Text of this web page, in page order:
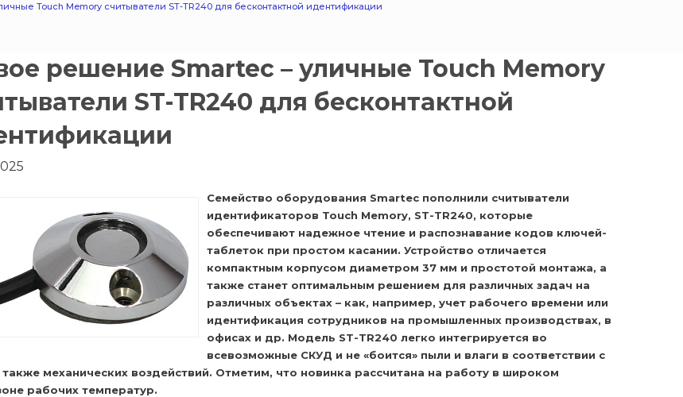
Touch Memory считыватели ST-TR240 для бесконтактной идентификации
решение Smartec – уличные Touch Memory
ST-TR240 для бесконтактной
Семейство оборудования Smartec пополнили считыватели
идентификаторов Touch Memory, ST-TR240, которые
обеспечивают надежное чтение и распознавание кодов ключей-
таблеток при простом касании. Устройство отличается
компактным корпусом диаметром 37 мм и простотой монтажа, а
также станет оптимальным решением для различных задач на
различных объектах – как, например, учет рабочего времени или
идентификация сотрудников на промышленных производствах, в
офисах и др. Модель ST-TR240 легко интегрируется во
всевозможные СКУД и не «боится» пыли и влаги в соответствии с
также механических воздействий. Отметим, что новинка рассчитана на работу в широком
рабочих температур.